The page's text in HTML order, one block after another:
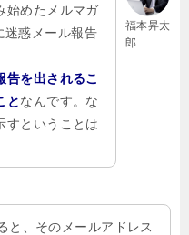
福本昇太
郎
始めたメルマガ
迷惑メール報告
告を出されるこ
となんです。な
すということは
と、そのメールアドレス